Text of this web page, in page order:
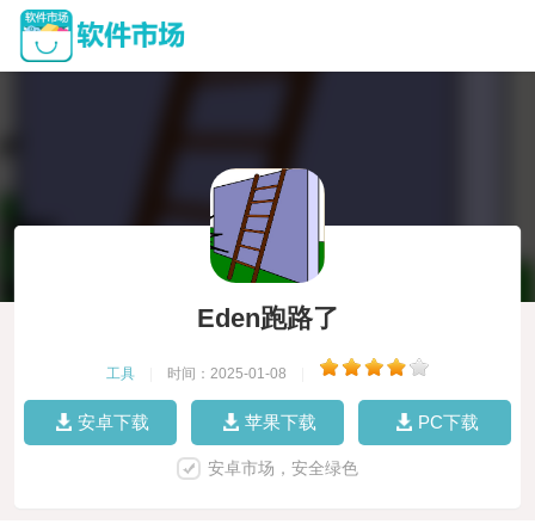
Eden跑路了
工具 时间：2025-01-08
安卓下载 苹果下载 PC下载
安卓市场，安全绿色